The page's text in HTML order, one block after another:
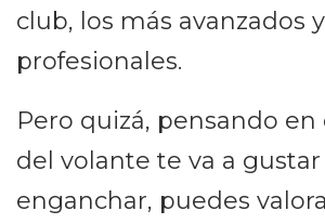
club, los más avanzados
profesionales.
Pero quizá, pensando
del volante te va a gustar
enganchar, puedes